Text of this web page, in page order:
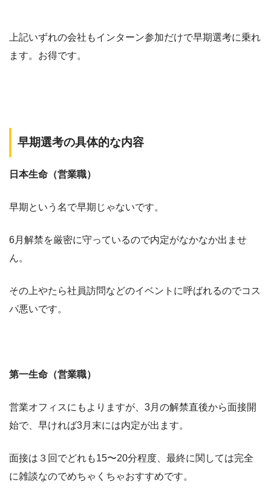
上記いずれの会社もインターン参加だけで早期選考に乗れ
ます。お得です。
早期選考の具体的な内容
日本生命（営業職）
早期という名で早期じゃないです。
6月解禁を厳密に守っているので内定がなかなか出ませ
ん。
その上やたら社員訪問などのイベントに呼ばれるのでコス
パ悪いです。
第一生命（営業職）
営業オフィスにもよりますが、3月の解禁直後から面接開
始で、早ければ3月末には内定が出ます。
面接は３回でどれも15〜20分程度、最終に関しては完全
に雑談なのでめちゃくちゃおすすめです。